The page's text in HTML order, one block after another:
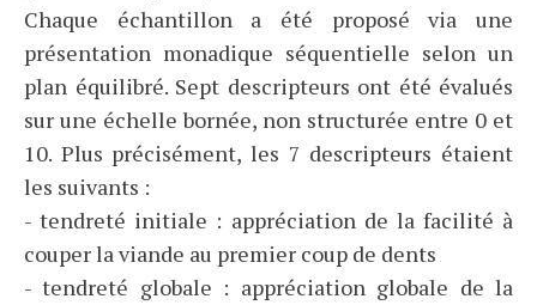
Chaque échantillon a été proposé via une
présentation monadique séquentielle selon un
plan équilibré. Sept descripteurs ont été évalués
sur une échelle bornée, non structurée entre 0 et
10. Plus précisément, les 7 descripteurs étaient
les suivants :
- tendreté initiale : appréciation de la facilité à
couper la viande au premier coup de dents
- tendreté globale : appréciation globale de la